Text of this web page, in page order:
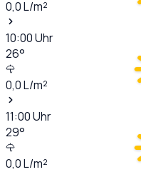
0,0L/m²
10:00Uhr
26°
0,0L/m²
11:00Uhr
29°
0,0L/m²